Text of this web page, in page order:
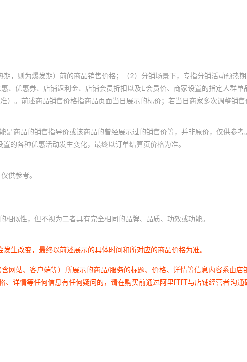
，则为爆发期）前的商品销售价格；（2）分销场景下，专指分销活动预热
优惠券、店铺返利金、店铺会员折扣以及L会员价、商家设置的指定人群
。前述商品销售价格指商品页面当日展示的标价；若当日商家多次调整销售
商品的销售指导价或该商品的曾经展示过的销售价等，并非原价，仅供参考。
的各种优惠活动发生变化，最终以订单结算页价格为准。
供参考。
似性，但不视为二者具有完全相同的品牌、品质、功效或功能。
生改变，最终以前述展示的具体时间和所对应的商品价格为准。
网站、客户端等）所展示的商品/服务的标题、价格、详情等信息内容系由
详情等任何信息有任何疑问的，请在购买前通过阿里旺旺与店铺经营者沟